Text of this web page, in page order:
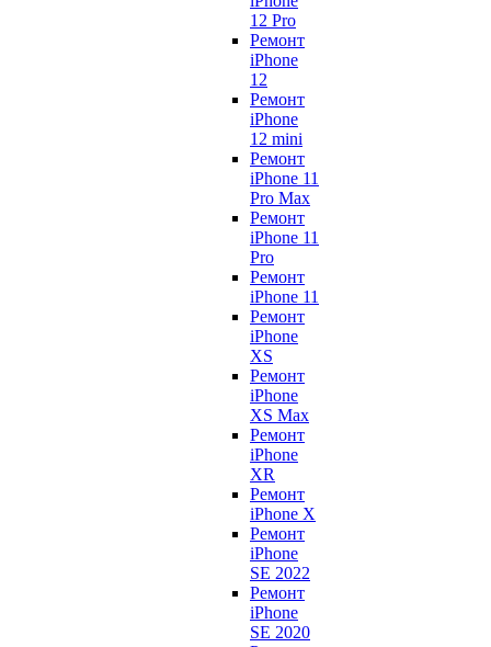
12 Pro
Ремонт
iPhone
12
Ремонт
iPhone
12 mini
Ремонт
iPhone 11
Pro Max
Ремонт
iPhone 11
Pro
Ремонт
iPhone 11
Ремонт
iPhone
XS
Ремонт
iPhone
XS Max
Ремонт
iPhone
XR
Ремонт
iPhone X
Ремонт
iPhone
SE 2022
Ремонт
iPhone
SE 2020